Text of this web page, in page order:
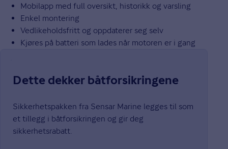
Mobilapp med full oversikt, historikk og varsling
Enkel montering
Vedlikeholdsfritt og oppdaterer seg selv
Kjøres på batteri som lades når motoren er i gang
Dette dekker båtforsikringene
Sikkerhetspakken fra Sensar Marine legges til som
et tillegg i båtforsikringen og gir deg
sikkerhetsrabatt.